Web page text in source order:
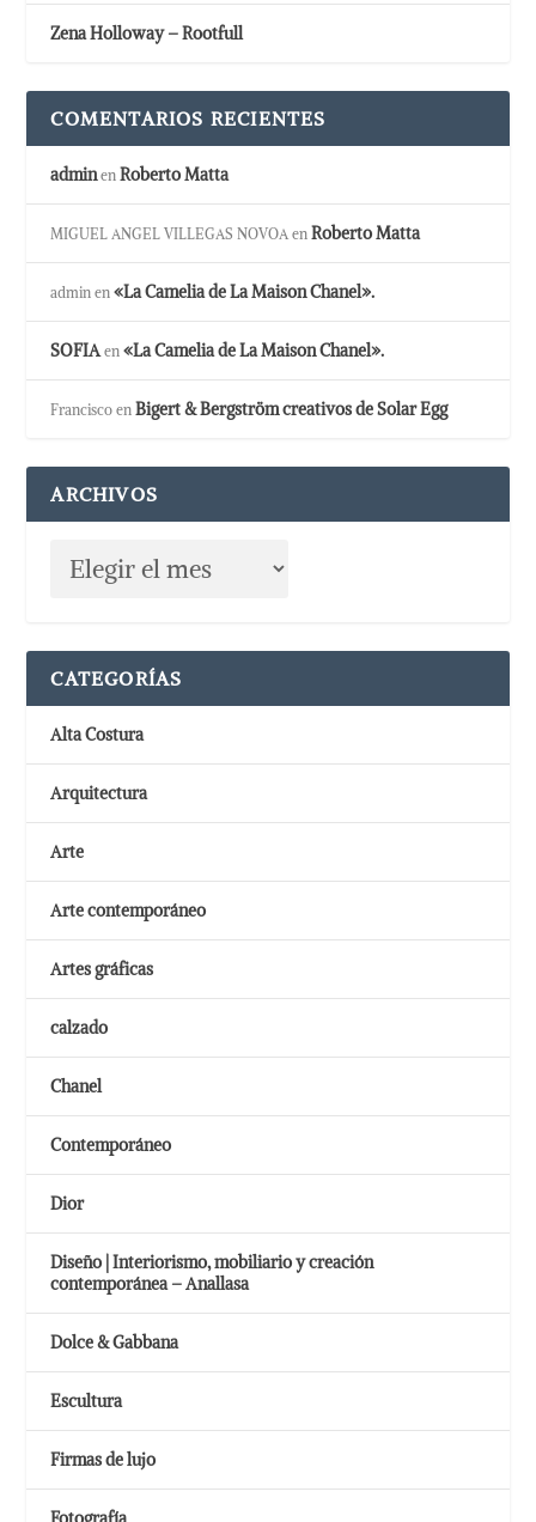
Zena Holloway – Rootfull
COMENTARIOS RECIENTES
adminenRoberto Matta
MIGUEL ANGEL VILLEGAS NOVOA enRoberto Matta
admin en«La Camelia de La Maison Chanel».
SOFIAen«La Camelia de La Maison Chanel».
Francisco enBigert & Bergström creativos de Solar Egg
ARCHIVOS
CATEGORÍAS
Alta Costura
Arquitectura
Arte
Arte contemporáneo
Artes gráficas
calzado
Chanel
Contemporáneo
Dior
Diseño | Interiorismo, mobiliario y creación
contemporánea – Anallasa
Dolce & Gabbana
Escultura
Firmas de lujo